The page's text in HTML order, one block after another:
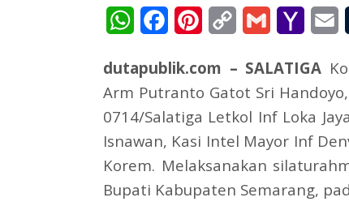
WhatsAppFacebookPinterest
Copy
Gmail
Yahoo
dutapublik.com – SALATIGA
Arm Putranto Gatot Sri
0714/Salatiga Letkol Inf Loka
Isnawan, Kasi Intel Mayor Inf
Korem. Melaksanakan
Bupati Kabupaten Semarang,